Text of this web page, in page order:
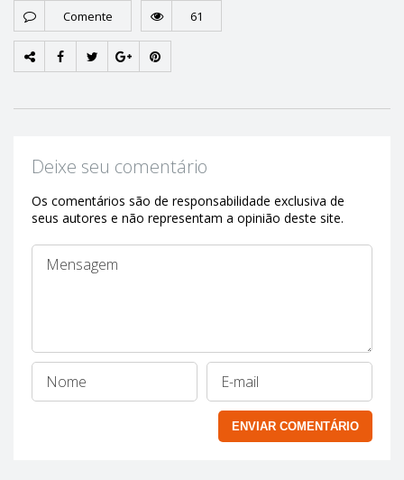
Comente 61
Deixe seu comentário
Os comentários são de responsabilidade exclusiva de
seus autores e não representam a opinião deste site.